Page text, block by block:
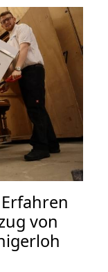
von